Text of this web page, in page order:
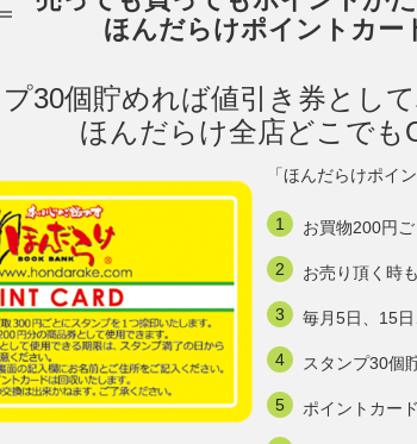
ほんだらけポイントカー
30個貯めれば値引き券として
ほんだらけ全店どこでも
「ほんだらけポイ
お買物200円
お売り頂く時
毎月5日、15
スタンプ30個
ポイントカー